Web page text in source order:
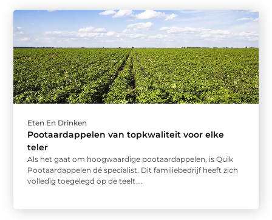
Eten En Drinken
Pootaardappelen van topkwaliteit voor elke
teler
Als het gaat om hoogwaardige pootaardappelen, is Quik
Pootaardappelen dé specialist. Dit familiebedrijf heeft zich
volledig toegelegd op de teelt ...